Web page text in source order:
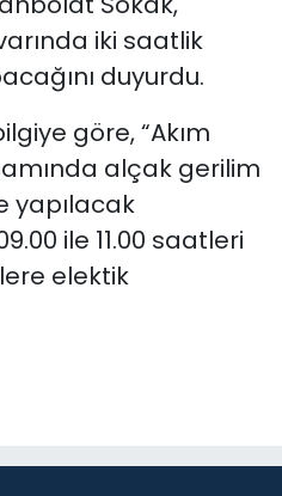
iki saatlik
duyurdu.
göre, “Akım
alçak gerilim
yapılacak
ile 11.00 saatleri
elektik